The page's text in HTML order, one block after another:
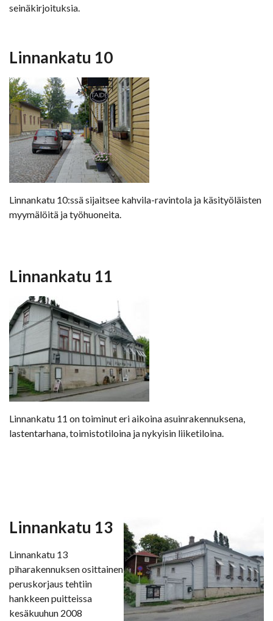
seinäkirjoituksia.
Linnankatu 10
Linnankatu 10:ssä sijaitsee kahvila-ravintola ja käsityöläisten
myymälöitä ja työhuoneita.
Linnankatu 11
Linnankatu 11 on toiminut eri aikoina asuinrakennuksena,
lastentarhana, toimistotiloina ja nykyisin liiketiloina.
Linnankatu 13
Linnankatu 13
piharakennuksen osittainen
peruskorjaus tehtiin
hankkeen puitteissa
kesäkuuhun 2008